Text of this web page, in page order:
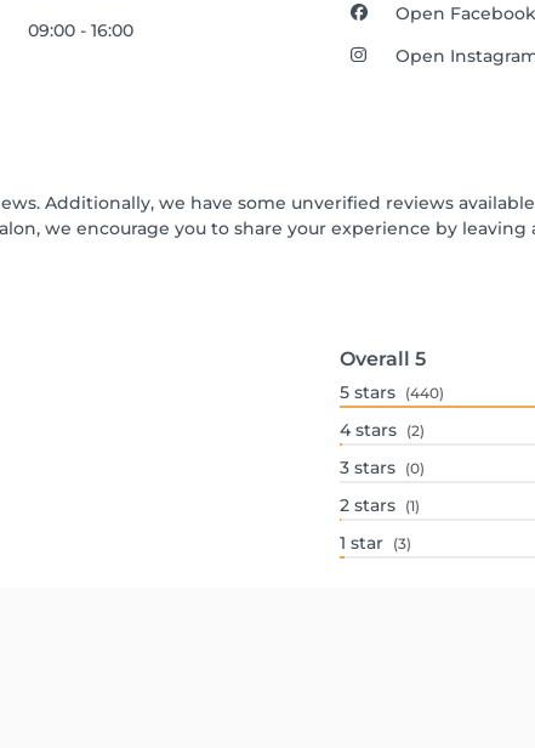
09:00 - 16:00
Open Facebook
Open
Additionally, we have some unverified reviews
we encourage you to share your experience by
Overall 5
5 stars (440)
4 stars (2)
3 stars (0)
2 stars (1)
1 star (3)